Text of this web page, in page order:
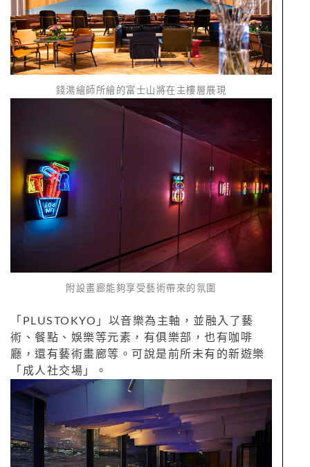
錢湯繪師所繪的富士山將在主樓層展現
附設畫廊能夠享受藝術帶來的氛圍
「PLUSTOKYO」以音樂為主軸，並融入了藝
術、餐點、娛樂等元素，有俱樂部，也有咖啡
廳，還有藝術畫廊等。可說是前所未有的新遊樂
「成人社交場」。